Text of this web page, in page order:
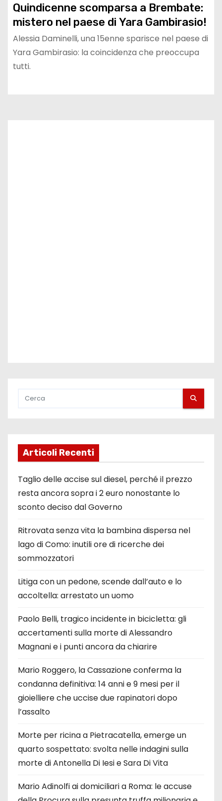
Quindicenne scomparsa a Brembate:
mistero nel paese di Yara Gambirasio!
Alessia Daminelli, una 15enne sparisce nel paese di
Yara Gambirasio: la coincidenza che preoccupa
tutti.
Articoli Recenti
Taglio delle accise sul diesel, perché il prezzo
resta ancora sopra i 2 euro nonostante lo
sconto deciso dal Governo
Ritrovata senza vita la bambina dispersa nel
lago di Como: inutili ore di ricerche dei
sommozzatori
Litiga con un pedone, scende dall’auto e lo
accoltella: arrestato un uomo
Paolo Belli, tragico incidente in bicicletta: gli
accertamenti sulla morte di Alessandro
Magnani e i punti ancora da chiarire
Mario Roggero, la Cassazione conferma la
condanna definitiva: 14 anni e 9 mesi per il
gioielliere che uccise due rapinatori dopo
l’assalto
Morte per ricina a Pietracatella, emerge un
quarto sospettato: svolta nelle indagini sulla
morte di Antonella Di Iesi e Sara Di Vita
Mario Adinolfi ai domiciliari a Roma: le accuse